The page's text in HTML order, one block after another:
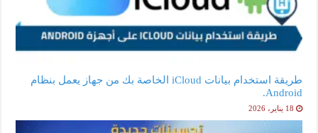
طريقة استخدام بيانات iCloud الخاصة بك من جهاز يعمل بنظام
Android.
18 يناير، 2026